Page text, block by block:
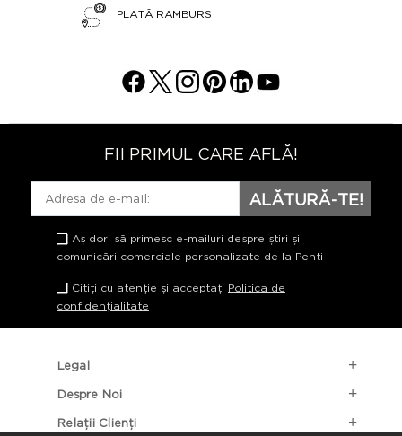
PLATĂ RAMBURS
FII PRIMUL CARE AFLĂ!
ALĂTURĂ-TE!
Aș dori să primesc e-mailuri despre știri și
comunicări comerciale personalizate de la Penti
Citiți cu atenție și acceptați Politica de
confidențialitate
Legal
Despre Noi
Relații Clienți